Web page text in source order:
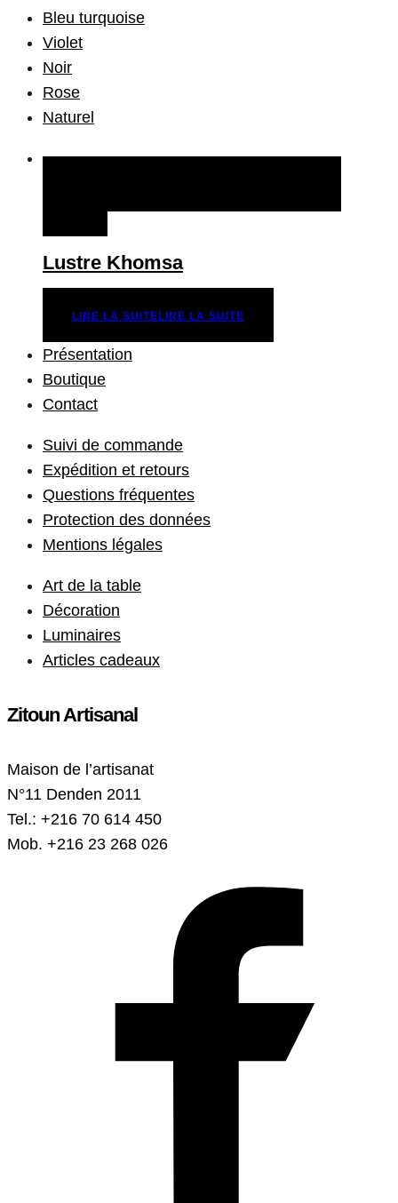
Bleu turquoise
Violet
Noir
Rose
Naturel
Lustre Khomsa
LIRE LA SUITELIRE LA SUITE
Présentation
Boutique
Contact
Suivi de commande
Expédition et retours
Questions fréquentes
Protection des données
Mentions légales
Art de la table
Décoration
Luminaires
Articles cadeaux
Zitoun Artisanal
Maison de l’artisanat
N°11 Denden 2011
Tel.: +216 70 614 450
Mob. +216 23 268 026